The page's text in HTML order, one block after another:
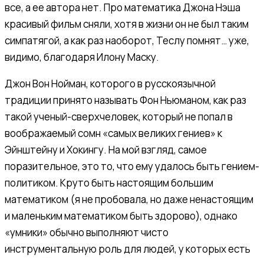
все, а ее автора нет. Про математика Джона Нэша
красивый фильм сняли, хотя в жизни он не был таким
симпатягой, а как раз наоборот, Теслу помнят… уже,
видимо, благодаря Илону Маску.
Джон Вон Нойман, которого в русскоязычной
традиции принято называть Фон Ньюманом, как раз
такой ученый-сверхчеловек, который не попал в
воображаемый сомн «самых великих гениев» к
Эйнштейну и Хокингу. На мой взгляд, самое
поразительное, это то, что ему удалось быть гением-
политиком. Круто быть настоящим большим
математиком (я не пробовала, но даже ненастоящим
и маленьким математиком быть здорово), однако
«умники» обычно выполняют чисто
инструментальную роль для людей, у которых есть